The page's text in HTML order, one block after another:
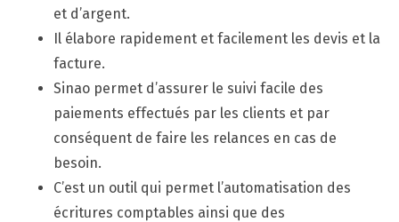
et d’argent.
Il élabore rapidement et facilement les devis et la
facture.
Sinao permet d’assurer le suivi facile des
paiements effectués par les clients et par
conséquent de faire les relances en cas de
besoin.
C’est un outil qui permet l’automatisation des
écritures comptables ainsi que des